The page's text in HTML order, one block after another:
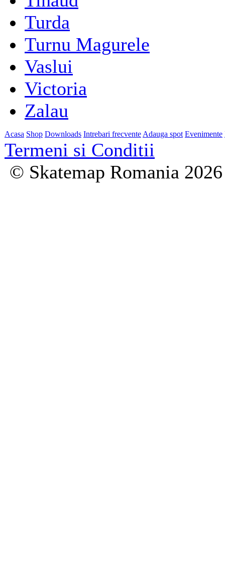
Turda
Turnu Magurele
Vaslui
Victoria
Zalau
Acasa Shop Downloads Intrebari frecvente Adauga spot Evenimente
Termeni si Conditii
© Skatemap Romania 2026